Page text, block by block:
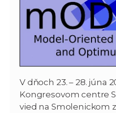
V dňoch 23. – 28. júna
Kongresovom centre
vied na Smolenickom